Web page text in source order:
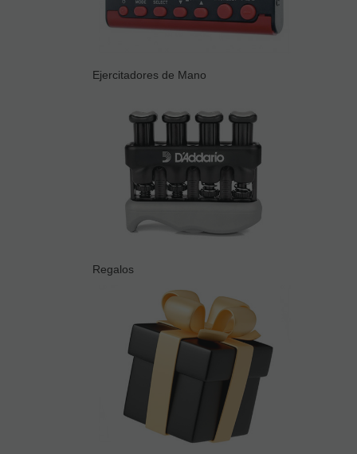
Ejercitadores de Mano
Regalos